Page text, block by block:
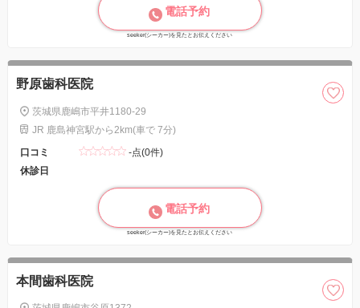
電話予約
seeker(シーカー)を見たとお伝えください
野原歯科医院
茨城県鹿嶋市平井1180-29
JR 鹿島神宮駅から2km(車で 7分)
口コミ
-点(0件)
休診日
電話予約
seeker(シーカー)を見たとお伝えください
本間歯科医院